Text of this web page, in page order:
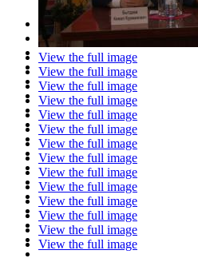
View the full image
View the full image
View the full image
View the full image
View the full image
View the full image
View the full image
View the full image
View the full image
View the full image
View the full image
View the full image
View the full image
View the full image